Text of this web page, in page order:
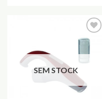
SEM STOCK